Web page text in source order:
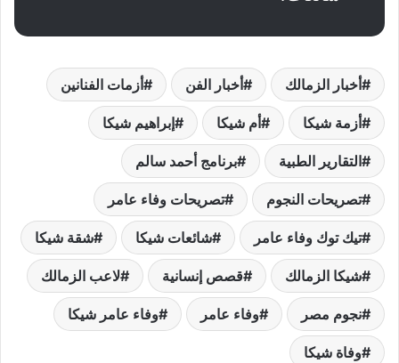
أخبار الزمالك أخبار الفن أزمات الفنانين
أزمة شيكا أم شيكا إبراهيم شيكا
التقارير الطبية برنامج أحمد سالم
تصريحات النجوم تصريحات وفاء عامر
تيك توك وفاء عامر شائعات شيكا شقة شيكا
شيكا الزمالك قصص إنسانية لاعب الزمالك
نجوم مصر وفاء عامر وفاء عامر شيكا
وفاة شيكا